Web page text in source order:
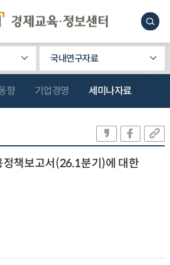
국내연구자료
향 기업경영 세미나자료
정책보고서(26.1분기)에 대한